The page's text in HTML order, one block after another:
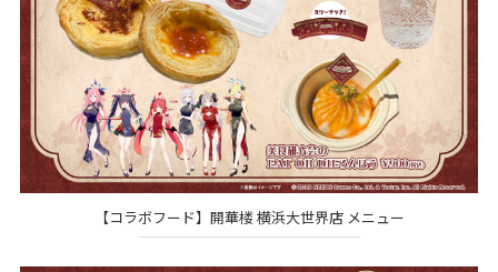
【コラボフード】開華楼 横浜大世界店 メニュー